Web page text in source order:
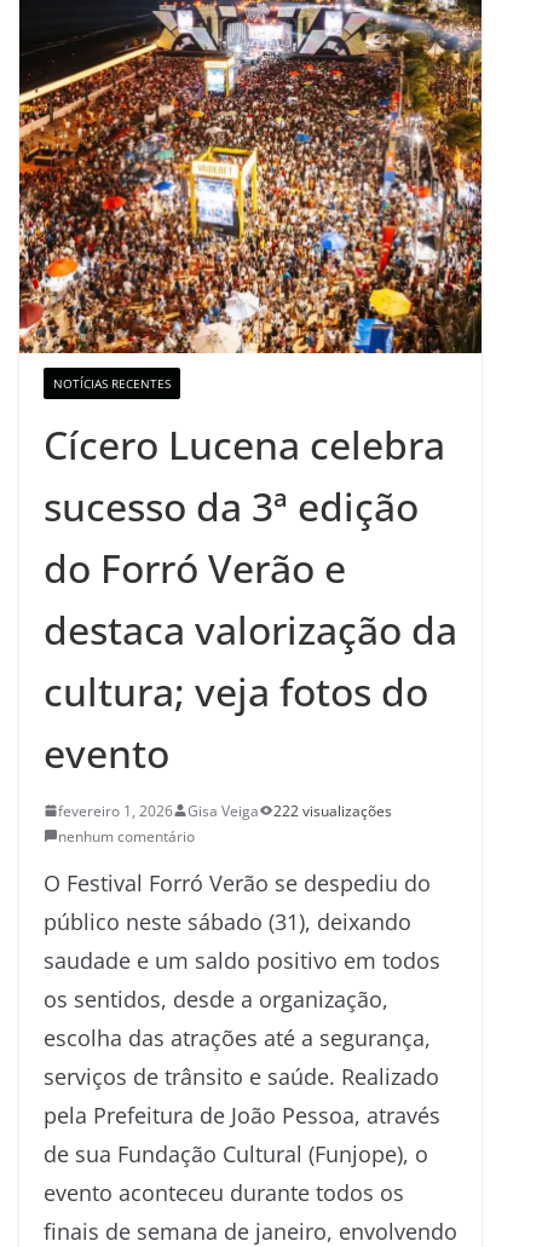
NOTÍCIAS RECENTES
Cícero Lucena celebra
sucesso da 3ª edição
do Forró Verão e
destaca valorização da
cultura; veja fotos do
evento
fevereiro 1, 2026 Gisa Veiga
222 visualizações
nenhum comentário
O Festival Forró Verão se despediu do
público neste sábado (31), deixando
saudade e um saldo positivo em todos
os sentidos, desde a organização,
escolha das atrações até a segurança,
serviços de trânsito e saúde. Realizado
pela Prefeitura de João Pessoa, através
de sua Fundação Cultural (Funjope), o
evento aconteceu durante todos os
finais de semana de janeiro, envolvendo